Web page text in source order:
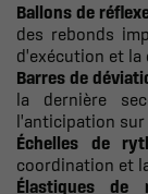
Ballons de
des rebonds
d'exécution et
Barres de
la dernière
l'anticipation sur
Échelles de
coordination et
Élastiques de